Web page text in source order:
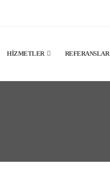
HIZMETLER REFERANSLAR